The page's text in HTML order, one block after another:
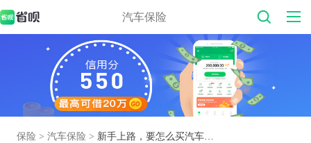
汽车保险
保险 > 汽车保险 > 新手上路，要怎么买汽车保险？如何选择险种？